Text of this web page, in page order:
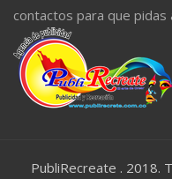
contactos para que pidas
PubliRecreate . 2018.